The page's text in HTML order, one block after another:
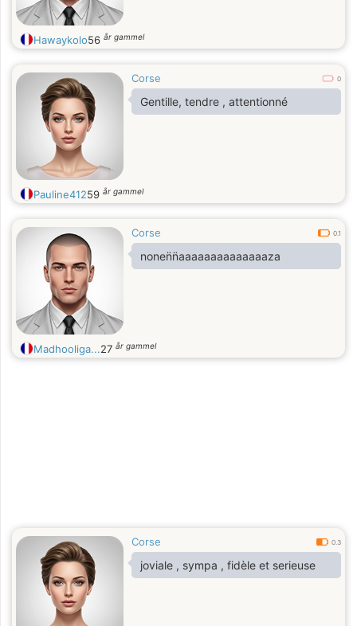
Hawaykolo56 år gammel
Corse 0
Gentille, tendre , attentionné
Pauline41259 år gammel
Corse 0.1
nonen̈n̈aaaaaaaaaaaaaaza
Madhooliga...27 år gammel
Corse 0.3
joviale , sympa , fidèle et serieuse